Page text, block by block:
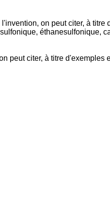
on peut citer, à titre
éthanesulfonique,
peut citer, à titre d'exemples